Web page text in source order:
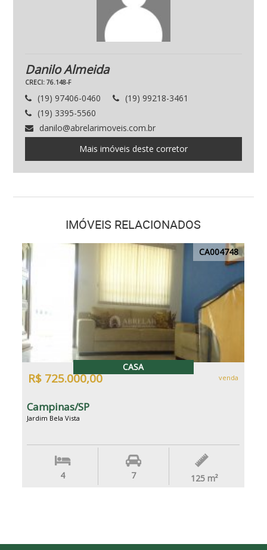
Danilo Almeida
CRECI: 76.148-F
(19) 97406-0460
(19) 99218-3461
(19) 3395-5560
danilo@abrelarimoveis.com.br
Mais imóveis deste corretor
IMÓVEIS RELACIONADOS
CA004748
CASA
R$ 725.000,00 venda
Campinas/SP
Jardim Bela Vista
4 7 125 m²